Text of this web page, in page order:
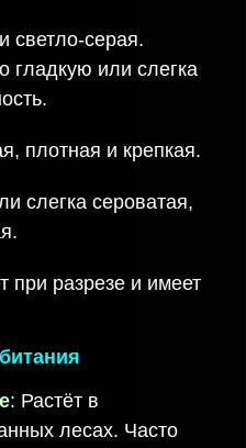
светло-серая.
гладкую или слегка
плотная и крепкая.
слегка сероватая,
при разрезе и имеет
: Растёт в
лесах. Часто